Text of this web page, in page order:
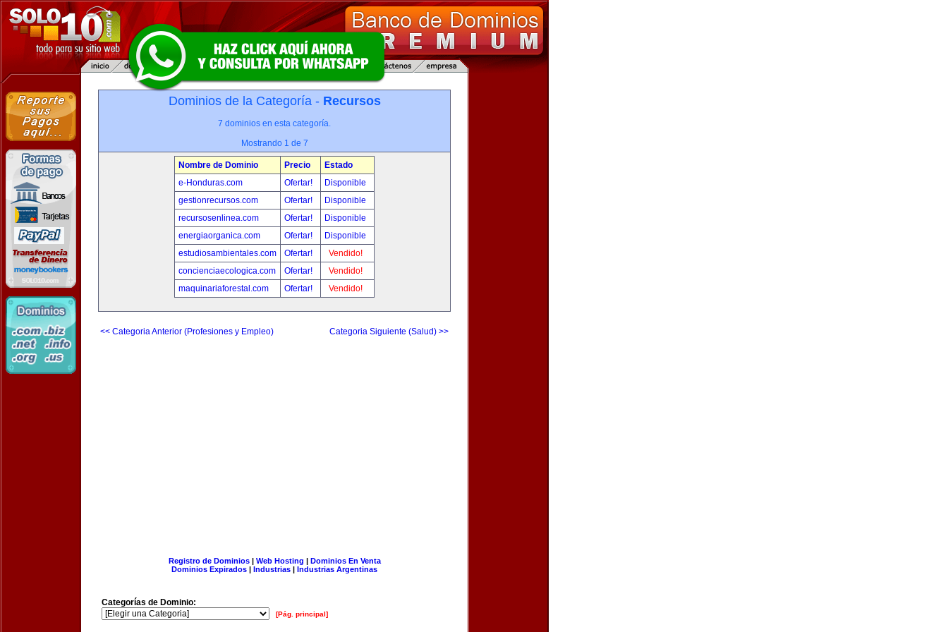
Dominios de la Categoría - Recursos
7 dominios en esta categoría.
Mostrando 1 de 7
Nombre de Dominio Precio
Estado
e-Honduras.com
Ofertar!
Disponible
gestionrecursos.com
Ofertar!
Disponible
recursosenlinea.com
Ofertar!
Disponible
energiaorganica.com
Ofertar!
Disponible
estudiosambientales.com
Ofertar!
Vendido!
concienciaecologica.com
Ofertar!
Vendido!
maquinariaforestal.com
Ofertar! Vendido!
<< Categoria Anterior (Profesiones y Empleo) Categoria Siguiente (Salud) >>
Registro de Dominios| Web Hosting | Dominios En Venta
Dominios Expirados | Industrias | Industrias Argentinas
Categorías de Dominio:
[Pág. principal]